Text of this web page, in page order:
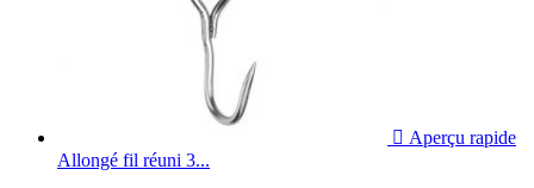
 Aperçu rapide
Allongé fil réuni 3...